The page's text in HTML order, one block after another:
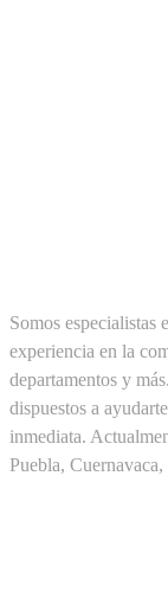
Somos
experiencia en la
departamentos y
dispuestos a
inmediata.
Puebla,